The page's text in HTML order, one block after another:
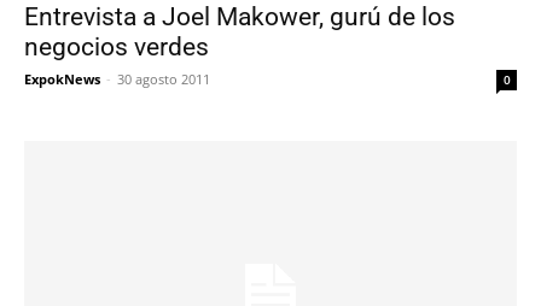
Entrevista a Joel Makower, gurú de los
negocios verdes
ExpokNews - 30 agosto 2011 0